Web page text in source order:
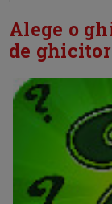
Alege o
de